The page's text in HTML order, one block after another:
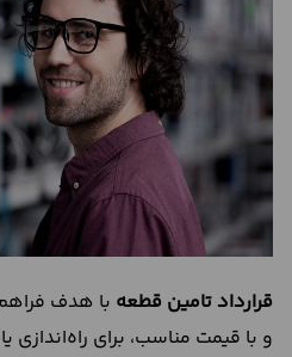
ما
تماس
با
ما
قرارداد تامین قطعه با هدف
و با قیمت مناسب، برای